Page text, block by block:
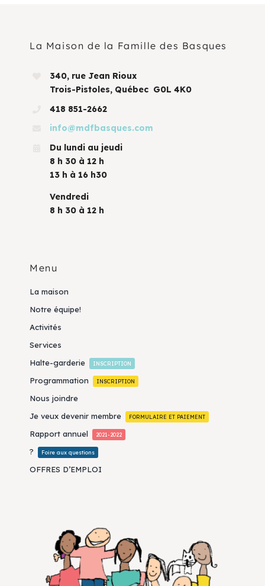
La Maison de la Famille des Basques
340, rue Jean Rioux
Trois-Pistoles, Québec G0L 4K0
418 851-2662
info@mdfbasques.com
Du lundi au jeudi
8 h 30 à 12 h
13 h à 16 h30
Vendredi
8 h 30 à 12 h
Menu
La maison
Notre équipe!
Activités
Services
Halte-garderie
INSCRIPTION
Programmation INSCRIPTION
Nous joindre
Je veux devenir membre
FORMULAIRE ET PAIEMENT
Rapport annuel 2021-2022
? Foire aux questions
OFFRES D’EMPLOI